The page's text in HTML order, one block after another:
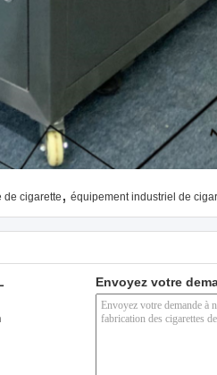
de cigarette , équipement industriel de
Envoyez votre